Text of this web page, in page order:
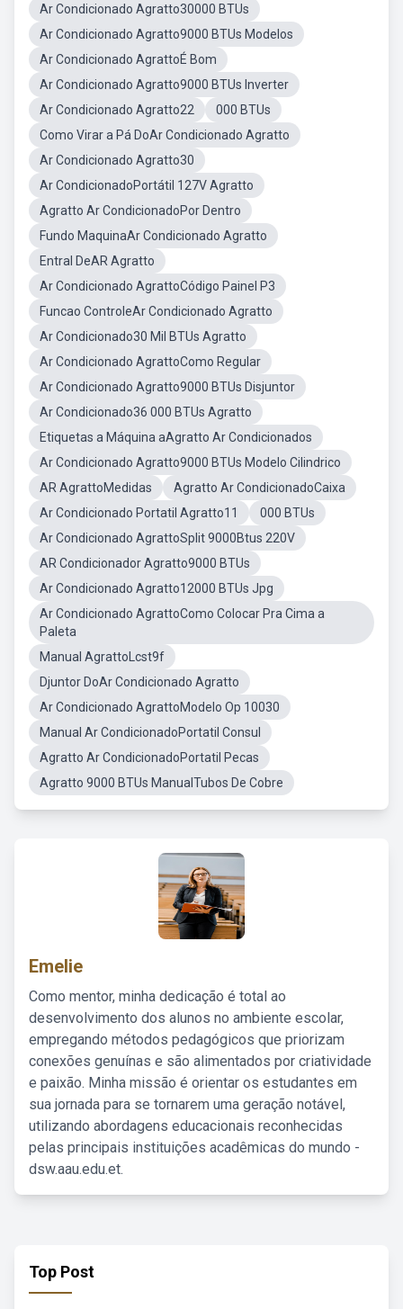
Ar Condicionado Agratto30000 BTUs
Ar Condicionado Agratto9000 BTUs Modelos
Ar Condicionado AgrattoÉ Bom
Ar Condicionado Agratto9000 BTUs Inverter
Ar Condicionado Agratto22
000 BTUs
Como Virar a Pá DoAr Condicionado Agratto
Ar Condicionado Agratto30
Ar CondicionadoPortátil 127V Agratto
Agratto Ar CondicionadoPor Dentro
Fundo MaquinaAr Condicionado Agratto
Entral DeAR Agratto
Ar Condicionado AgrattoCódigo Painel P3
Funcao ControleAr Condicionado Agratto
Ar Condicionado30 Mil BTUs Agratto
Ar Condicionado AgrattoComo Regular
Ar Condicionado Agratto9000 BTUs Disjuntor
Ar Condicionado36 000 BTUs Agratto
Etiquetas a Máquina aAgratto Ar Condicionados
Ar Condicionado Agratto9000 BTUs Modelo Cilindrico
AR AgrattoMedidas
Agratto Ar CondicionadoCaixa
Ar Condicionado Portatil Agratto11
000 BTUs
Ar Condicionado AgrattoSplit 9000Btus 220V
AR Condicionador Agratto9000 BTUs
Ar Condicionado Agratto12000 BTUs Jpg
Ar Condicionado AgrattoComo Colocar Pra Cima a
Paleta
Manual AgrattoLcst9f
Djuntor DoAr Condicionado Agratto
Ar Condicionado AgrattoModelo Op 10030
Manual Ar CondicionadoPortatil Consul
Agratto Ar CondicionadoPortatil Pecas
Agratto 9000 BTUs ManualTubos De Cobre
Emelie
Como mentor, minha dedicação é total ao
desenvolvimento dos alunos no ambiente escolar,
empregando métodos pedagógicos que priorizam
conexões genuínas e são alimentados por criatividade
e paixão. Minha missão é orientar os estudantes em
sua jornada para se tornarem uma geração notável,
utilizando abordagens educacionais reconhecidas
pelas principais instituições acadêmicas do mundo -
dsw.aau.edu.et.
Top Post